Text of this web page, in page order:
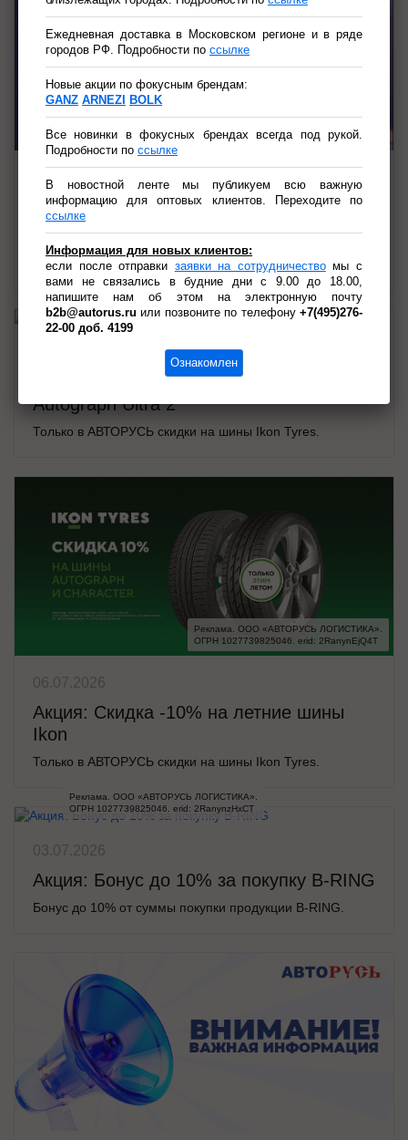
13.07.2026
MIMS Automobility 2026
GANZ и ARNEZI на MIMS Automobility 2026: новые
возможности для вашего автобизнеса в Санкт-
Петербурге!
Реклама. ООО «АВТОРУСЬ ЛОГИСТИКА».
ОГРН 1027739825046. erid:2RanynfwBrK
Акция: Скидка -20% на шины Ikon
Autograph Ultra 2
Только в АВТОРУСЬ скидки на шины Ikon Tyres.
Реклама. ООО «АВТОРУСЬ ЛОГИСТИКА».
ОГРН 1027739825046. erid: 2RanynEjQ4T
06.07.2026
Акция: Скидка -10% на летние шины
Ikon
Только в АВТОРУСЬ скидки на шины Ikon Tyres.
Реклама. ООО «АВТОРУСЬ ЛОГИСТИКА».
ОГРН 1027739825046. erid: 2RanynzHxCT
03.07.2026
Акция: Бонус до 10% за покупку B-RING
Бонус до 10% от суммы покупки продукции B-RING.
Ежедневная доставка в Московском регионе и в ряде
городов РФ. Подробности по ссылке
Новые акции по фокусным брендам:
GANZ ARNEZI BOLK
Все новинки в фокусных брендах всегда под рукой.
Подробности по ссылке
В новостной ленте мы публикуем всю важную
информацию для оптовых клиентов. Переходите по
ссылке
Информация для новых клиентов:
если после отправки заявки на сотрудничествомы с
вами не связались в будние дни с 9.00 до 18.00,
напишите нам об этом на электронную почту
b2b@autorus.ru или позвоните по телефону +7(495)276-
22-00 доб. 4199
Ознакомлен